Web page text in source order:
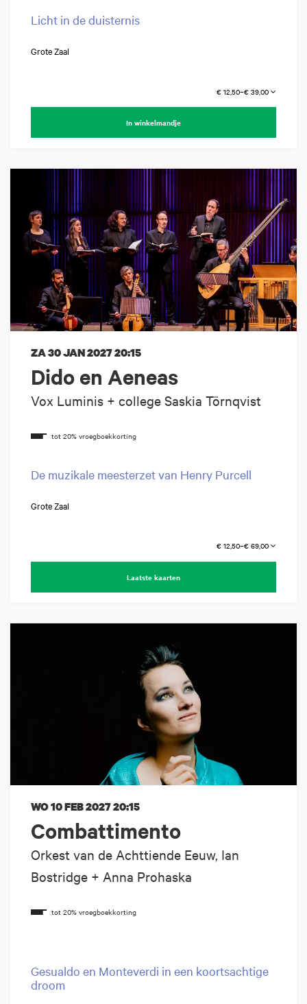
Licht in de duisternis
Grote Zaal
€ 12,50–€ 39,00
In winkelmandje
Dido en Aeneas
Vox Luminis + college Saskia Törnqvist
ZA 30 JAN 202720:15
De muzikale meesterzet van Henry Purcell
Grote Zaal
€ 12,50–€ 69,00
Laatste kaarten
Combattimento
Orkest van de Achttiende Eeuw, Ian
Bostridge + Anna Prohaska
WO 10 FEB 202720:15
Gesualdo en Monteverdi in een koortsachtige
droom